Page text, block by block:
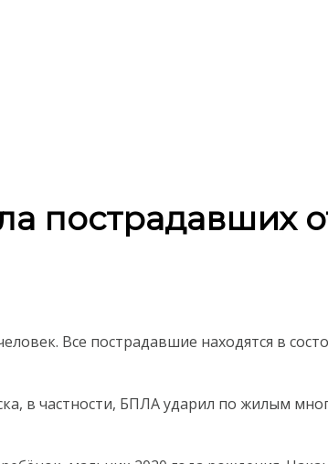
пострадавших
Все пострадавшие находятся в
в частности, БПЛА ударил по жилым